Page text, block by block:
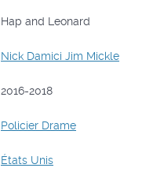
Hap and Leonard
Nick Damici Jim Mickle
2016-2018
Policier Drame
États Unis